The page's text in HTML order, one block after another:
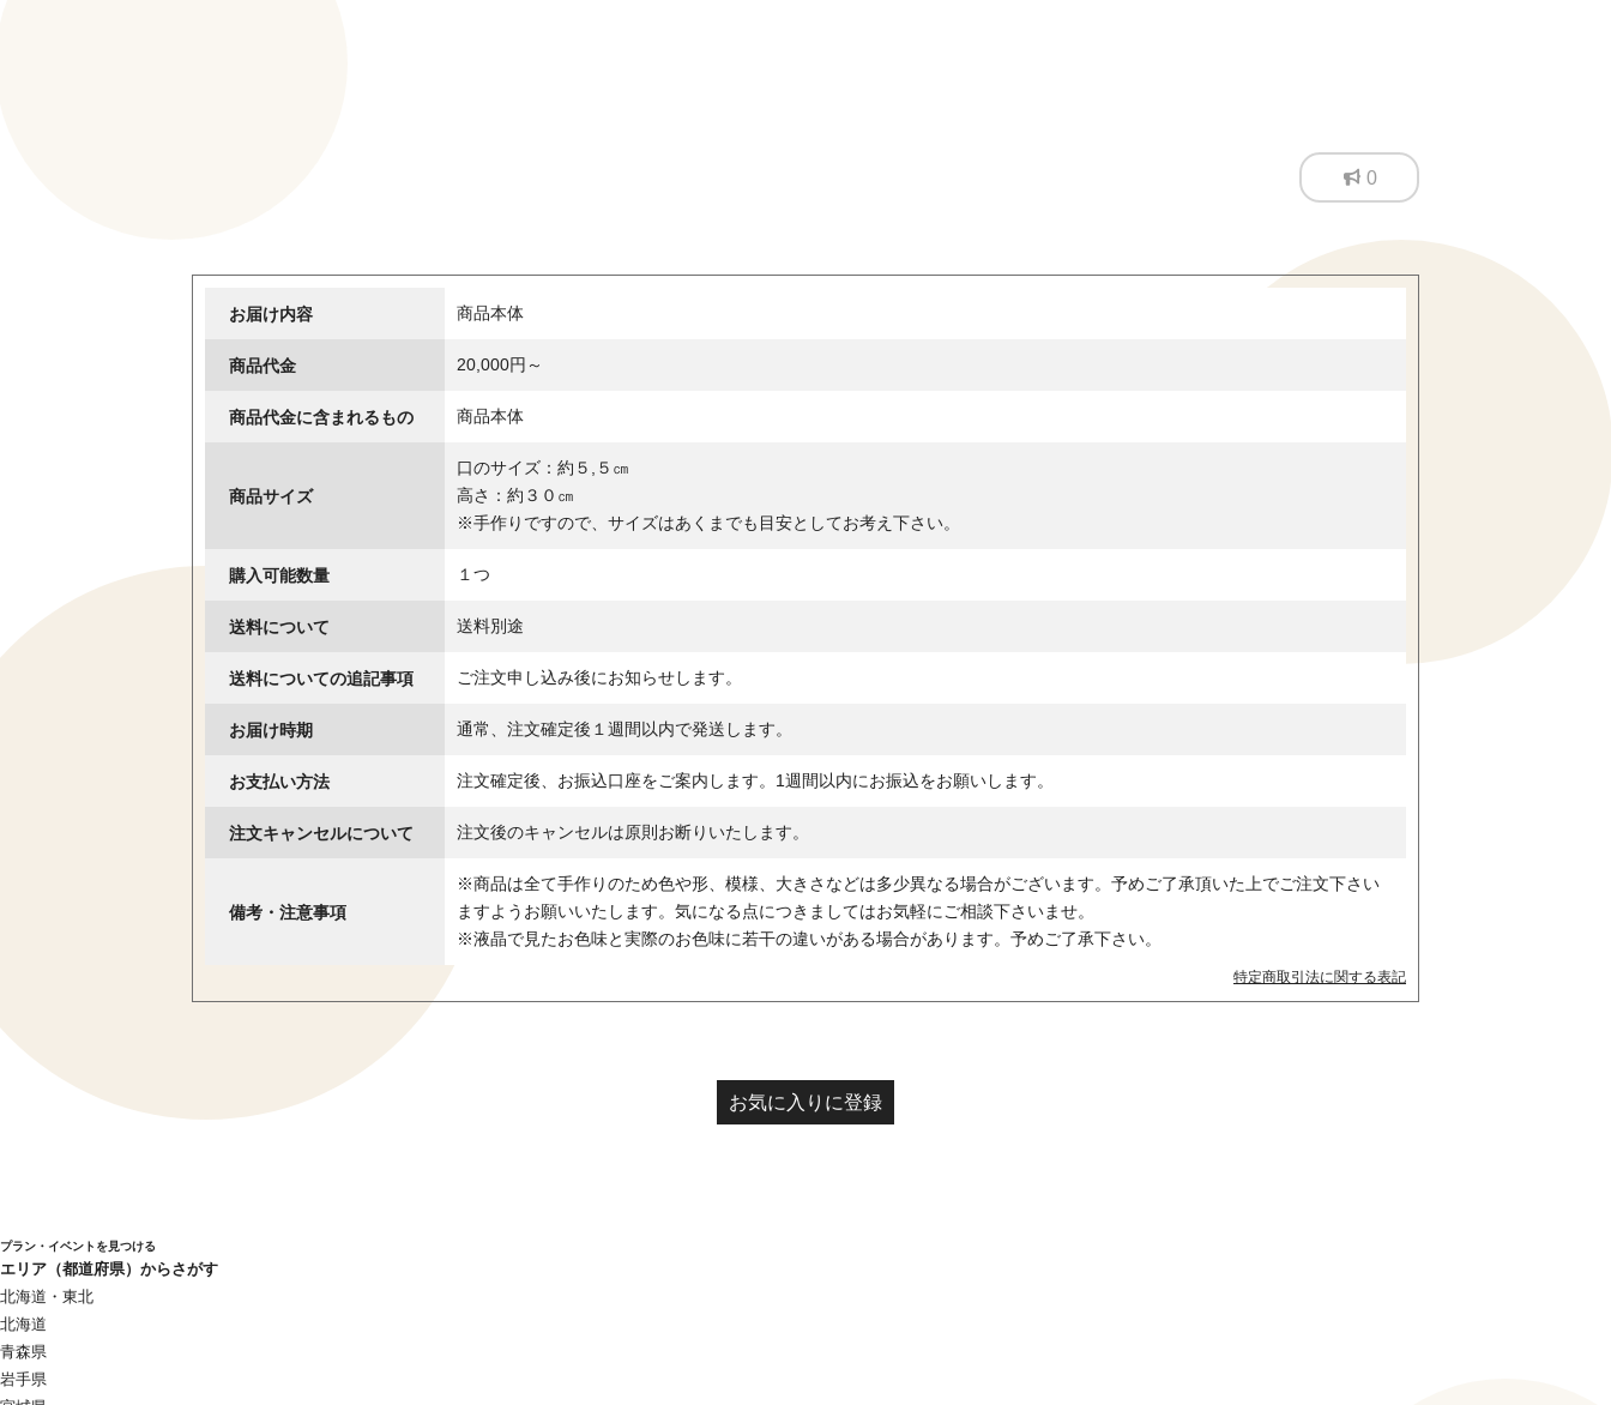
0
お届け内容 商品本体
商品代金 20,000円～
商品代金に含まれるもの 商品本体
商品サイズ
口のサイズ：約５,５㎝
高さ：約３０㎝
※手作りですので、サイズはあくまでも目安としてお考え下さい。
購入可能数量 １つ
送料について 送料別途
送料についての追記事項 ご注文申し込み後にお知らせします。
お届け時期 通常、注文確定後１週間以内で発送します。
お支払い方法 注文確定後、お振込口座をご案内します。1週間以内にお振込をお願いします。
注文キャンセルについて 注文後のキャンセルは原則お断りいたします。
備考・注意事項
※商品は全て手作りのため色や形、模様、大きさなどは多少異なる場合がございます。予めご了承頂いた上でご注文下さい
ますようお願いいたします。気になる点につきましてはお気軽にご相談下さいませ。
※液晶で見たお色味と実際のお色味に若干の違いがある場合があります。予めご了承下さい。
特定商取引法に関する表記
お気に入りに登録
プラン・イベントを見つける
エリア（都道府県）からさがす
北海道・東北
北海道
青森県
岩手県